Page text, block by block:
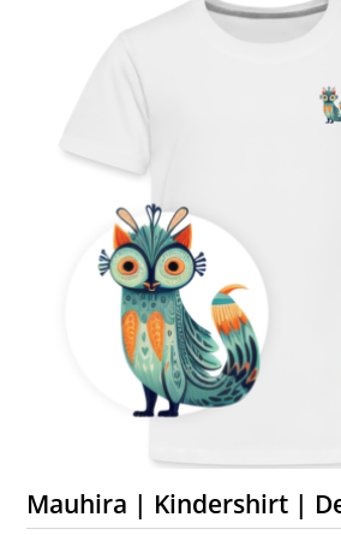
Mauhira | Kindershirt |